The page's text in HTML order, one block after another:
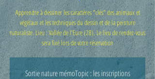
Apprendre à dessiner les caractères "clés" des animaux et
végétaux et les techniques du dessin et de la peinture
naturaliste. Lieu : Vallée de l'Eure (28). Le lieu de rendez-vous
sera fixé lors de votre réservation
Sortie nature mémoTopic : les inscriptions